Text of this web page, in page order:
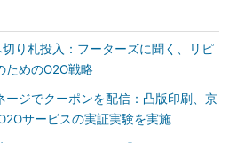
切り札投入：フーターズに聞く、リピ
ためのO2O戦略
ージでクーポンを配信：凸版印刷、京
サービスの実証実験を実施